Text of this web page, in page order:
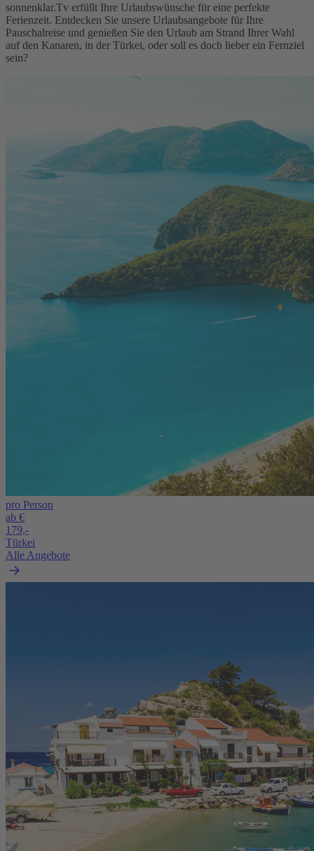
sonnenklar.Tv erfüllt Ihre Urlaubswünsche für eine perfekte
Ferienzeit. Entdecken Sie unsere Urlaubsangebote für Ihre
Pauschalreise und genießen Sie den Urlaub am Strand Ihrer Wahl
auf den Kanaren, in der Türkei, oder soll es doch lieber ein Fernziel
sein?
pro Person
ab €
179,-
Türkei
Alle Angebote